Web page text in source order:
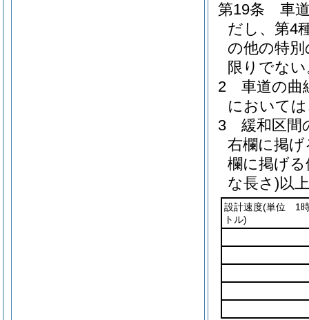
第19条
車
だし、第4
の他の特
限りでな
2
車道の曲
において
3
緩和区間
右欄に掲げ
欄に掲げ
な長さ)以
設計速度(単位 1時
トル)